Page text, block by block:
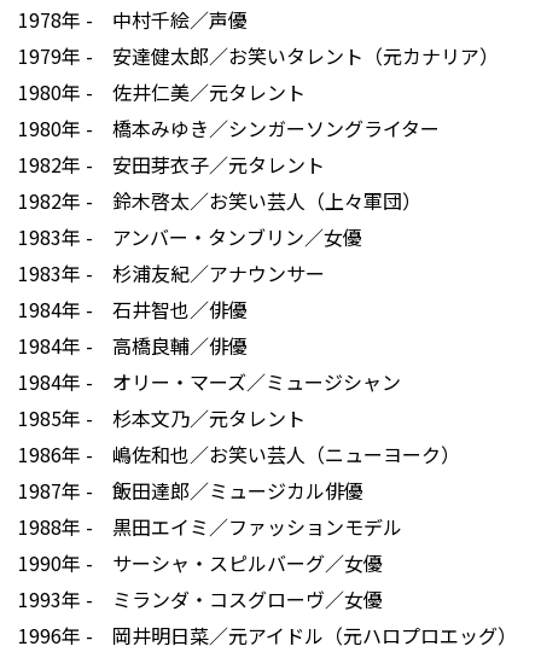
1978年 - 中村千絵／声優
1979年 - 安達健太郎／お笑いタレント（元カナリア）
1980年 - 佐井仁美／元タレント
1980年 - 橋本みゆき／シンガーソングライター
1982年 - 安田芽衣子／元タレント
1982年 - 鈴木啓太／お笑い芸人（上々軍団）
1983年 - アンバー・タンブリン／女優
1983年 - 杉浦友紀／アナウンサー
1984年 - 石井智也／俳優
1984年 - 高橋良輔／俳優
1984年 - オリー・マーズ／ミュージシャン
1985年 - 杉本文乃／元タレント
1986年 - 嶋佐和也／お笑い芸人（ニューヨーク）
1987年 - 飯田達郎／ミュージカル俳優
1988年 - 黒田エイミ／ファッションモデル
1990年 - サーシャ・スピルバーグ／女優
1993年 - ミランダ・コスグローヴ／女優
1996年 - 岡井明日菜／元アイドル（元ハロプロエッグ）